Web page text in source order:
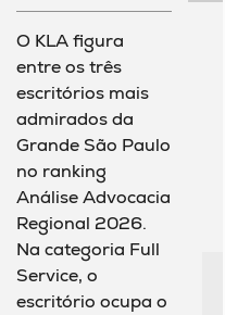
O KLA figura
entre os três
escritórios mais
admirados da
Grande São Paulo
no ranking
Análise Advocacia
Regional 2026.
Na categoria Full
Service, o
escritório ocupa o